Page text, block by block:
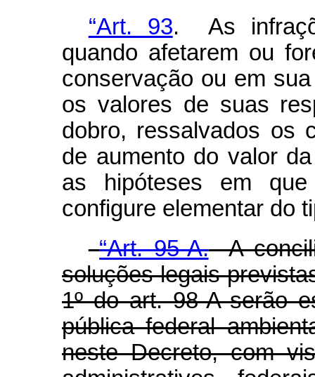
“Art. 93. As
quando afetarem ou
conservação ou em
os valores de suas
dobro, ressalvados os
de aumento do valor
as hipóteses em
configure elementar do
“Art. 95-A.A
soluções legais
1º do art. 98-A serão
pública federal
neste Decreto, com